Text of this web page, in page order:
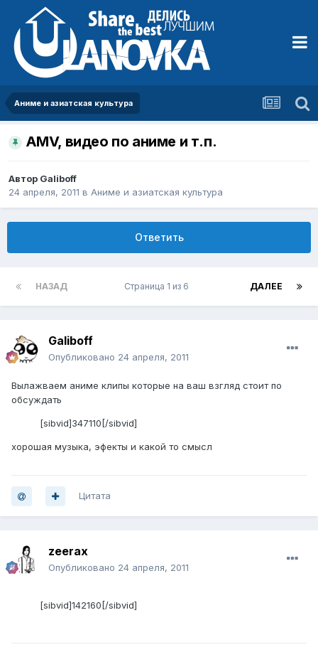
Аниме и азиатская культура
AMV, видео по аниме и т.п.
Автор Galiboff
24 апреля, 2011 в Аниме и азиатская культура
Ответить
НАЗАД ДАЛЕЕ
Страница 1 из 6
Galiboff
Опубликовано 24 апреля, 2011
Вылажваем аниме клипы которые на ваш взгляд стоит по
обсуждать
[sibvid]347110[/sibvid]
хорошая музыка, эфекты и какой то смысл
Цитата
zeerax
Опубликовано 24 апреля, 2011
[sibvid]142160[/sibvid]